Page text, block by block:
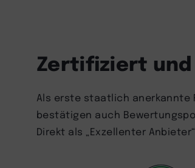
Zertifiziert
Als erste staatlich anerkannte
bestätigen auch
Direkt als „Exzellenter